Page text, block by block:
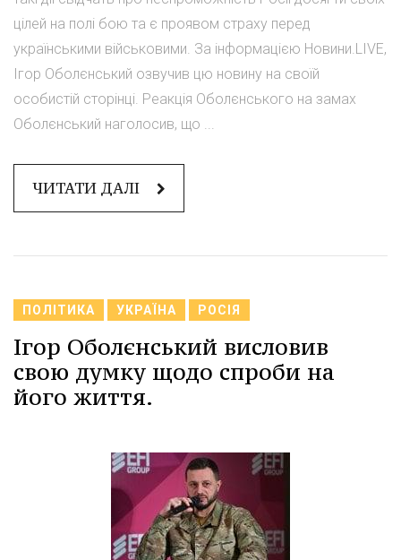
цілей на полі бою та є проявом страху перед
українськими військовими. За інформацією Новини.LIVE,
Ігор Оболєнський озвучив цю новину на своїй
особистій сторінці. Реакція Оболєнського на замах
Оболєнський наголосив, що ...
ЧИТАТИ ДАЛІ
ПОЛІТИКА УКРАЇНА РОСІЯ
Ігор Оболєнський висловив
свою думку щодо спроби на
його життя.